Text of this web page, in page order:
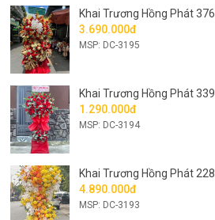
Khai Trương Hồng Phát 376
3.690.000đ
MSP: DC-3195
Khai Trương Hồng Phát 339
1.290.000đ
MSP: DC-3194
Khai Trương Hồng Phát 228
4.890.000đ
MSP: DC-3193